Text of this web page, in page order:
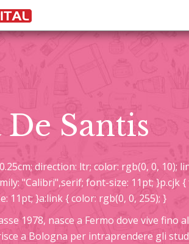
Santis
direction: ltr; color: rgb(0, 0, 10);
"Calibri",serif; font-size: 11pt; }p.cjk
11pt; }a:link { color: rgb(0, 0, 255); }
1978, nasce a Fermo dove vive fino
a Bologna per intraprendere gli